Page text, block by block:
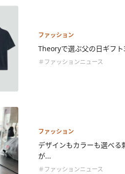
ファッション
Theoryで選ぶ父の日ギフト
＃ファッションニュース
ファッション
デザインもカラーも選べ
が...
＃ファッションニュース